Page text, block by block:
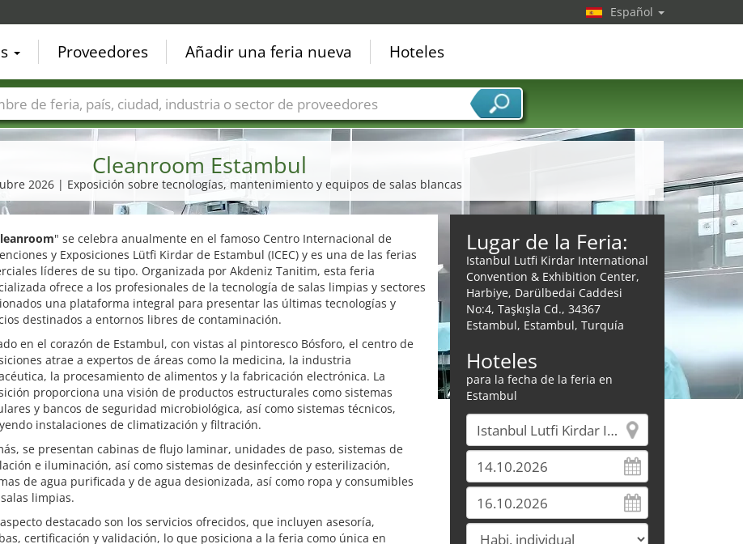
Cleanroom Estambul
2026 | Exposición sobre tecnologías, mantenimiento y equipos de salas blancas
" se celebra anualmente en el famoso Centro Internacional de
y Exposiciones Lütfi Kirdar de Estambul (ICEC) y es una de las ferias
líderes de su tipo. Organizada por Akdeniz Tanitim, esta feria
ofrece a los profesionales de la tecnología de salas limpias y sectores
una plataforma integral para presentar las últimas tecnologías y
destinados a entornos libres de contaminación.
en el corazón de Estambul, con vistas al pintoresco Bósforo, el centro de
atrae a expertos de áreas como la medicina, la industria
la procesamiento de alimentos y la fabricación electrónica. La
proporciona una visión de productos estructurales como sistemas
y bancos de seguridad microbiológica, así como sistemas técnicos,
instalaciones de climatización y filtración.
se presentan cabinas de flujo laminar, unidades de paso, sistemas de
e iluminación, así como sistemas de desinfección y esterilización,
de agua purificada y de agua desionizada, así como ropa y consumibles
limpias.
destacado son los servicios ofrecidos, que incluyen asesoría,
certificación y validación, lo que posiciona a la feria como única en
Lugar de la Feria:
Istanbul Lutfi Kirdar International
Convention & Exhibition Center,
Harbiye, Darülbedai Caddesi
No:4, Taşkışla Cd., 34367
Estambul, Estambul, Turquía
Hoteles
para la fecha de la feria en
Estambul
Español
Proveedores Añadir una feria nueva Hoteles
Países Ciudades Sectores de ferias Sectores de proveedor de servicios